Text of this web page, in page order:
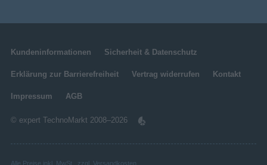
Kundeninformationen Sicherheit & Datenschutz
Erklärung zur Barrierefreiheit Vertrag widerrufen Kontakt
Impressum AGB
© expert TechnoMarkt 2008–2026
Alle Preise inkl. MwSt., zzgl. Versandkosten